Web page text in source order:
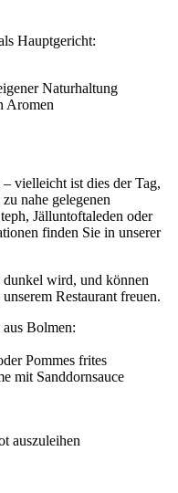
Hauptgericht:
Naturhaltung
Aromen
vielleicht ist dies der Tag,
nahe gelegenen
Jälluntoftaleden oder
finden Sie in unserer
dunkel wird, und können
Restaurant freuen.
Bolmen:
Pommes frites
mit Sanddornsauce
auszuleihen